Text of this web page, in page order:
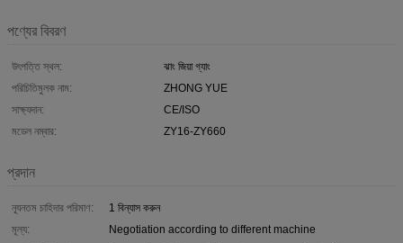
পণ্যের বিবরণ
উৎপত্তি স্থল:
ঝাং জিয়া গ্যাং
পরিচিতিমুলক নাম:
ZHONG YUE
সাক্ষ্যদান:
CE/ISO
মডেল নম্বার:
ZY16-ZY660
প্রদান
ন্যূনতম চাহিদার পরিমাণ:
1 বিন্যাস করুন
মূল্য:
Negotiation according to different machine